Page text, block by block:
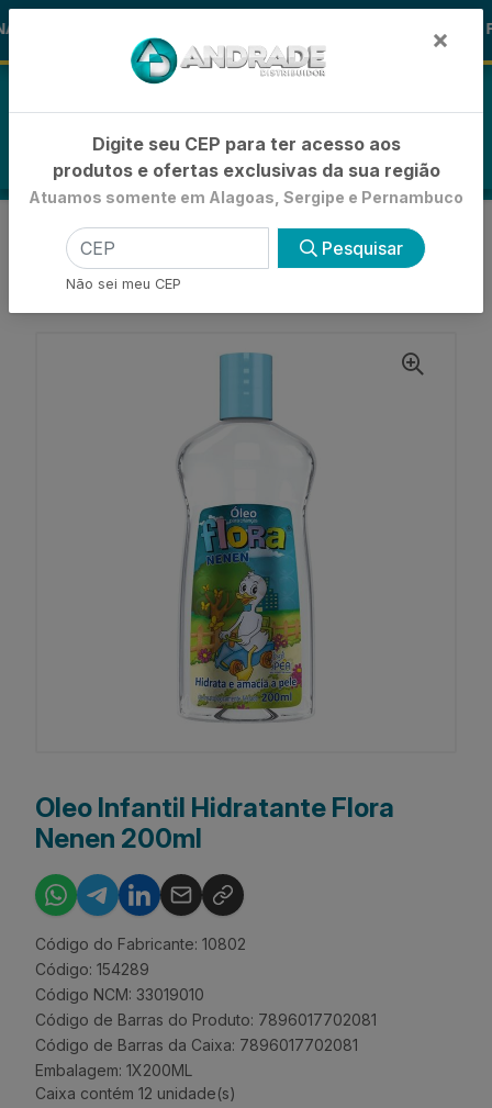
ALOHA 🪞
INÍCIO
HIDRATAÇÃO CORPORAL INFANTIL
OLEO CORPORAL INFANTIL
Oleo Infantil Hidratante Flora
Nenen 200ml
Código do Fabricante: 10802
Código: 154289
Código NCM: 33019010
Código de Barras do Produto: 7896017702081
Código de Barras da Caixa: 7896017702081
Embalagem: 1X200ML
Caixa contém 12 unidade(s)
×
Digite seu CEP para ter acesso aos
produtos e ofertas exclusivas da sua região
Atuamos somente em Alagoas, Sergipe e Pernambuco
Pesquisar
Não sei meu CEP